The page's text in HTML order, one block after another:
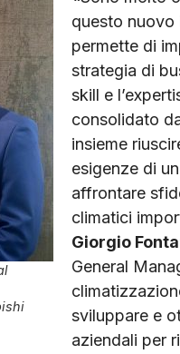
questo nuovo
permette di
strategia di
skill e
consolidato
insieme
esigenze di
affrontare
climatici
Giorgio
General
sviluppare e
aziendali per